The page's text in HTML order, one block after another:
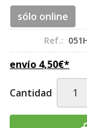
sólo online
Ref.:
envío 4,50€*
Cantidad